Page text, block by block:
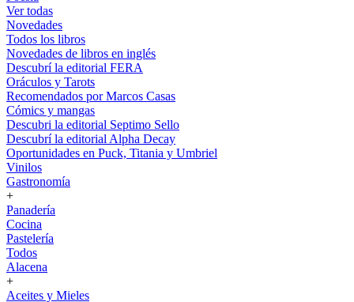
Ver todas
Novedades
Todos los libros
Novedades de libros en inglés
Descubrí la editorial FERA
Oráculos y Tarots
Recomendados por Marcos Casas
Cómics y mangas
Descubri la editorial Septimo Sello
Descubrí la editorial Alpha Decay
Oportunidades en Puck, Titania y Umbriel
Vinilos
Gastronomía
+
Panadería
Cocina
Pastelería
Todos
Alacena
+
Aceites y Mieles